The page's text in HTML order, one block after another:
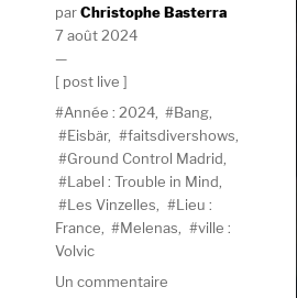
AuteurChristophe Basterra
Publié
le
7 août 2024
Catégories
post live
Étiquettes
Année : 2024 Bang
Eisbär, faitsdivershows
Ground Control Madrid
Label : Trouble in Mind
Les Vinzelles
Lieu :
France
Melenas
ville :
Volvic
Un commentaire